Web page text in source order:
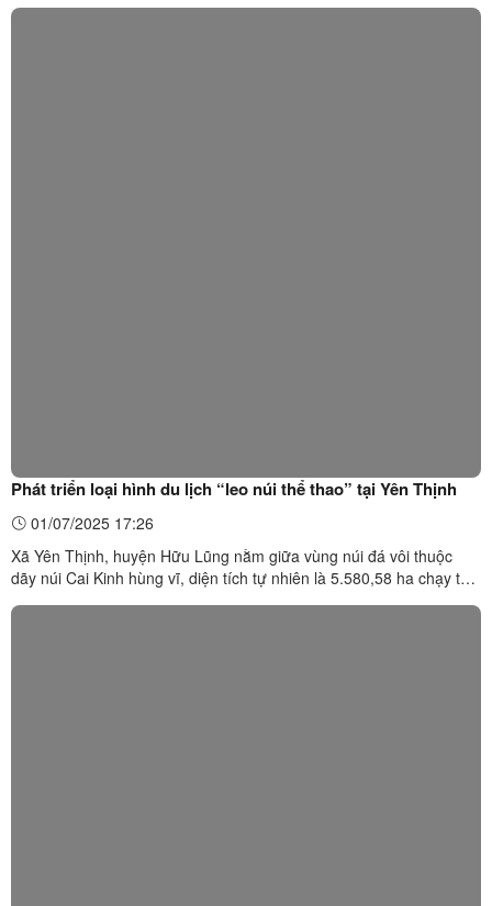
Phát triển loại hình du lịch “leo núi thể thao” tại Yên Thịnh
01/07/2025 17:26
Xã Yên Thịnh, huyện Hữu Lũng nằm giữa vùng núi đá vôi thuộc
dãy núi Cai Kinh hùng vĩ, diện tích tự nhiên là 5.580,58 ha chạy từ